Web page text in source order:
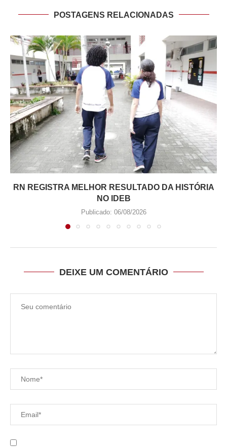
POSTAGENS RELACIONADAS
RN REGISTRA MELHOR RESULTADO DA HISTÓRIA
NO IDEB
Publicado: 06/08/2026
DEIXE UM COMENTÁRIO